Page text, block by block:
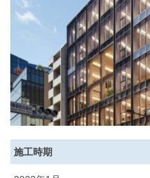
施工時期